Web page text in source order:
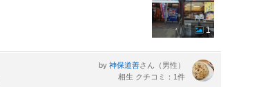
1
by 神保道善さん（男性）
相生 クチコミ：1件